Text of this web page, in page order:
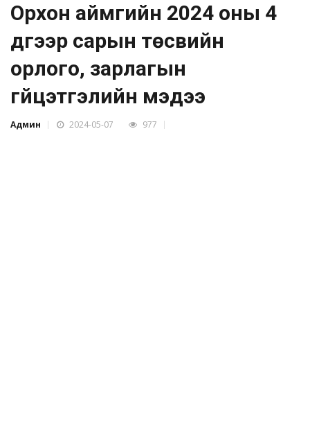
Орхон аймгийн 2024 оны 4
дүгээр сарын төсвийн
орлого, зарлагын
гүйцэтгэлийн мэдээ
Админ 2024-05-07 977